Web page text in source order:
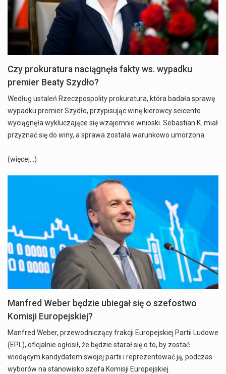
Czy prokuratura naciągnęła fakty ws. wypadku
premier Beaty Szydło?
Według ustaleń Rzeczpospolity prokuratura, która badała sprawę
wypadku premier Szydło, przypisując winę kierowcy seicento
wyciągnęła wykluczające się wzajemnie wnioski. Sebastian K. miał
przyznać się do winy, a sprawa została warunkowo umorzona.
(więcej…)
Manfred Weber będzie ubiegał się o szefostwo
Komisji Europejskiej?
Manfred Weber, przewodniczący frakcji Europejskiej Partii Ludowe
(EPL), oficjalnie ogłosił, że będzie starał się o to, by zostać
wiodącym kandydatem swojej partii i reprezentować ją, podczas
wyborów na stanowisko szefa Komisji Europejskiej.